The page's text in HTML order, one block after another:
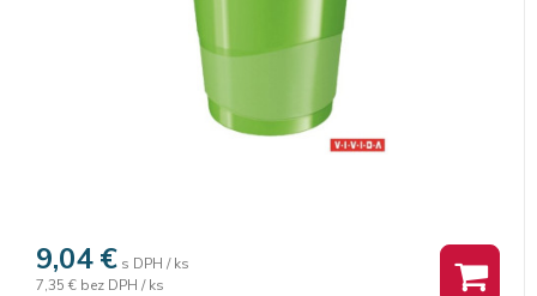
9,04 € s DPH / ks
7,35 € bez DPH / ks